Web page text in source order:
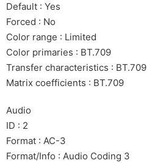
Default : Yes
Forced : No
Color range : Limited
Color primaries : BT.709
Transfer characteristics : BT.709
Matrix coefficients : BT.709
Audio
ID : 2
Format : AC-3
Format/Info : Audio Coding 3